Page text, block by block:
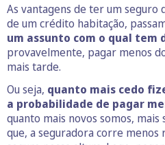
As vantagens de ter um seguro
de um crédito habitação,
um assunto com o qual tem
provavelmente, pagar menos
mais tarde.
Ou seja, quanto mais cedo
a probabilidade de pagar
quanto mais novos somos, mais
que, a seguradora corre menos